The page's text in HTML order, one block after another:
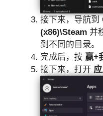
接下来，导航到
(x86)\Steam 并
到不同的目录。
完成后，按 赢+
接下来，打开